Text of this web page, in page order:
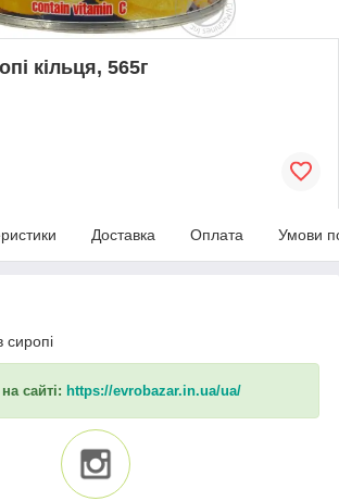
кільця, 565г
Доставка Оплата Умови
сиропі
сайті: https://evrobazar.in.ua/ua/